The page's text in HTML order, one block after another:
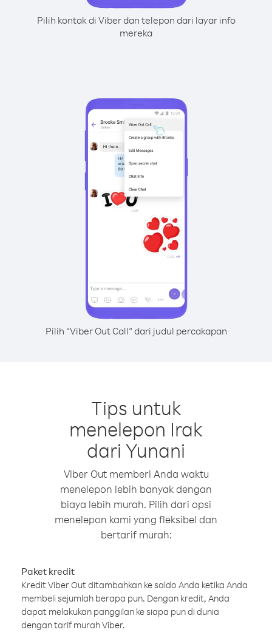
Pilih kontak di Viber dan telepon dari layar info
mereka
Pilih “Viber Out Call” dari judul percakapan
Tips untuk
menelepon Irak
dari Yunani
Viber Out memberi Anda waktu
menelepon lebih banyak dengan
biaya lebih murah. Pilih dari opsi
menelepon kami yang fleksibel dan
bertarif murah:
Paket kredit
Kredit Viber Out ditambahkan ke saldo Anda ketika Anda
membeli sejumlah berapa pun. Dengan kredit, Anda
dapat melakukan panggilan ke siapa pun di dunia
dengan tarif murah Viber.